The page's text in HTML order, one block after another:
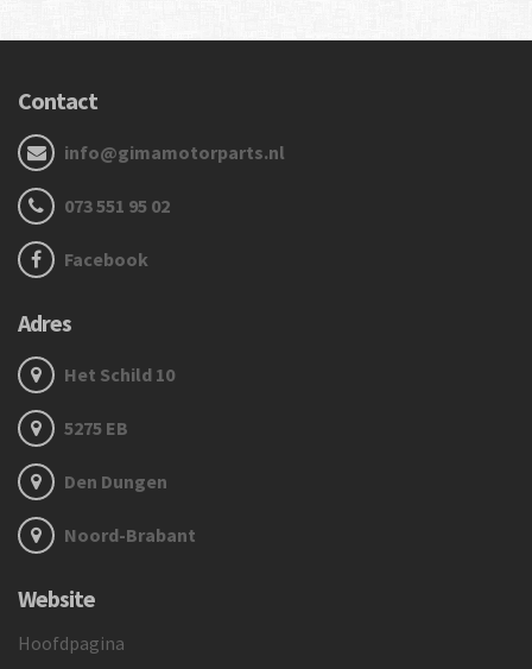
Contact
info@gimamotorparts.nl
073 551 95 02
Facebook
Adres
Het Schild 10
5275 EB
Den Dungen
Noord-Brabant
Website
Hoofdpagina